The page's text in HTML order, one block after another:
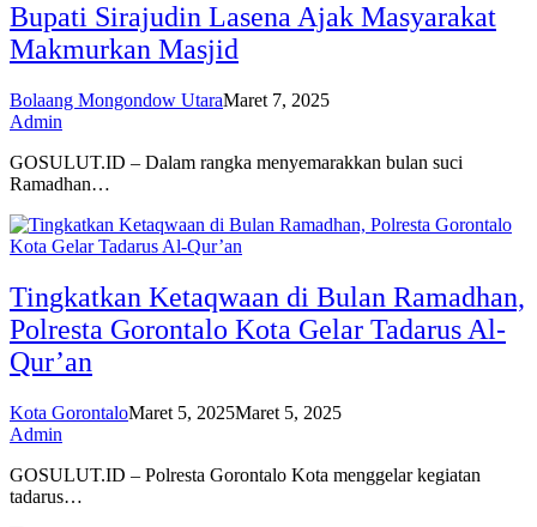
Bupati Sirajudin Lasena Ajak Masyarakat
Makmurkan Masjid
Bolaang Mongondow UtaraMaret 7, 2025
Admin
GOSULUT.ID – Dalam rangka menyemarakkan bulan suci
Ramadhan…
Tingkatkan Ketaqwaan di Bulan Ramadhan,
Polresta Gorontalo Kota Gelar Tadarus Al-
Qur’an
Kota GorontaloMaret 5, 2025Maret 5, 2025
Admin
GOSULUT.ID – Polresta Gorontalo Kota menggelar kegiatan
tadarus…